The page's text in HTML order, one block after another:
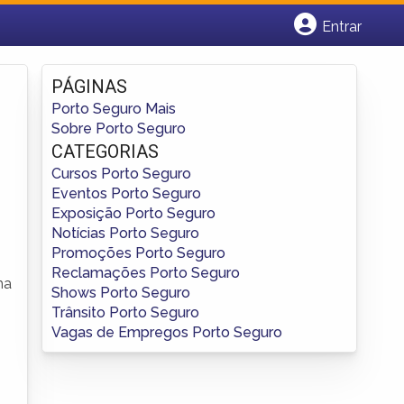
Entrar
Fazer login
Criar conta
PÁGINAS
Porto Seguro Mais
Sobre Porto Seguro
CATEGORIAS
Cursos Porto Seguro
Eventos Porto Seguro
Exposição Porto Seguro
Notícias Porto Seguro
Promoções Porto Seguro
Reclamações Porto Seguro
Shows Porto Seguro
Trânsito Porto Seguro
Vagas de Empregos Porto Seguro